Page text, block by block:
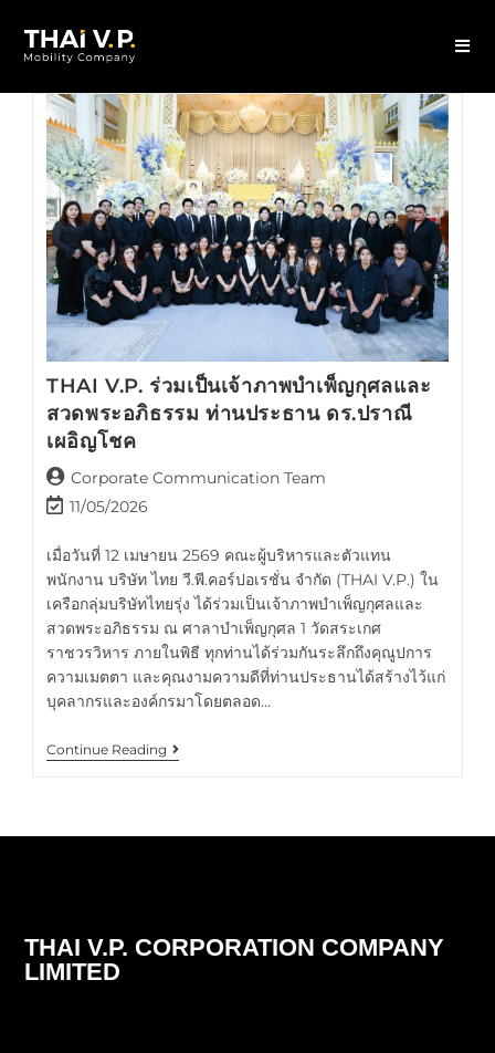
THAI V.P. ร่วมเป็นเจ้าภาพบำเพ็ญกุศลและ
สวดพระอภิธรรม ท่านประธาน ดร.ปราณี
เผอิญโชค
Corporate Communication Team
11/05/2026
เมื่อวันที่ 12 เมษายน 2569 คณะผู้บริหารและตัวแทน
พนักงาน บริษัท ไทย วี.พี.คอร์ปอเรชั่น จำกัด (THAI V.P.) ใน
เครือกลุ่มบริษัทไทยรุ่ง ได้ร่วมเป็นเจ้าภาพบำเพ็ญกุศลและ
สวดพระอภิธรรม ณ ศาลาบำเพ็ญกุศล 1 วัดสระเกศ
ราชวรวิหาร ภายในพิธี ทุกท่านได้ร่วมกันระลึกถึงคุณูปการ
ความเมตตา และคุณงามความดีที่ท่านประธานได้สร้างไว้แก่
บุคลากรและองค์กรมาโดยตลอด…
Continue Reading
THAI V.P. CORPORATION COMPANY
LIMITED